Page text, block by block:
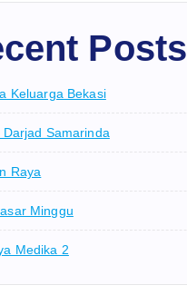
Posts
Keluarga Bekasi
Darjad Samarinda
Raya
Minggu
Medika 2